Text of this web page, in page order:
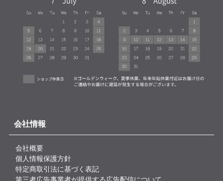
会社情報
会社概要
個人情報保護方針
特定商取引法に基づく表記